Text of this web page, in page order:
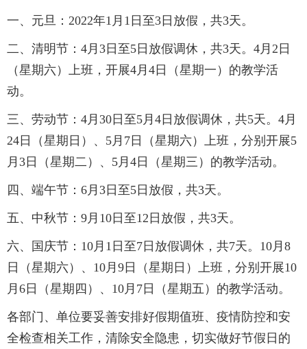
一、元旦：2022年1月1日至3日放假，共3天。
二、清明节：4月3日至5日放假调休，共3天。4月2日
（星期六）上班，开展4月4日（星期一）的教学活
动。
三、劳动节：4月30日至5月4日放假调休，共5天。4月
24日（星期日）、5月7日（星期六）上班，分别开展5
月3日（星期二）、5月4日（星期三）的教学活动。
四、端午节：6月3日至5日放假，共3天。
五、中秋节：9月10日至12日放假，共3天。
六、国庆节：10月1日至7日放假调休，共7天。10月8
日（星期六）、10月9日（星期日）上班，分别开展10
月6日（星期四）、10月7日（星期五）的教学活动。
各部门、单位要妥善安排好假期值班、疫情防控和安
全检查相关工作，清除安全隐患，切实做好节假日的